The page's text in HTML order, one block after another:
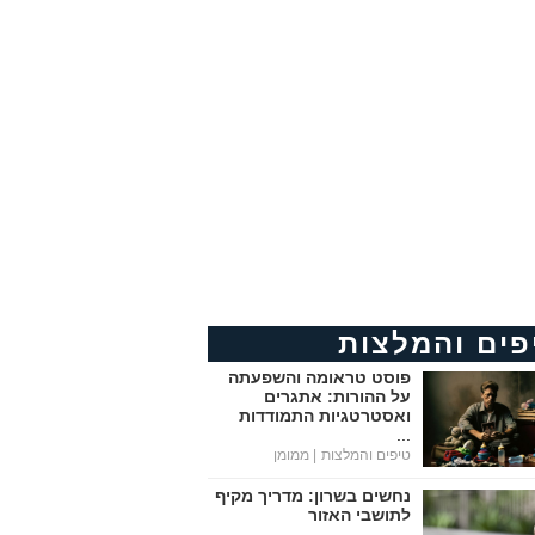
והמלצות
פוסט טראומה והשפעתה
על ההורות: אתגרים
ואסטרטגיות התמודדות
טיפים והמלצות | ממומן
נחשים בשרון: מדריך מקיף
לתושבי האזור